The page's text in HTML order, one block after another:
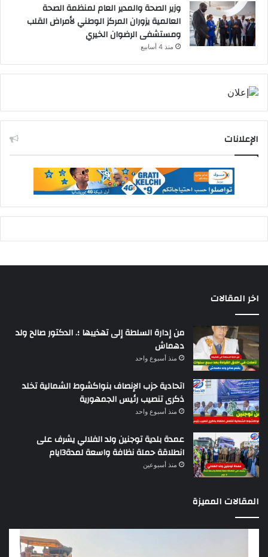
وزير الصحة والمدير العام لمنظمة الصحة
العالمية يزوران المركز الوطني لأمراض القلب
ومستشفى الرضوان الخيري
منذ 4 أسابيع
الإعلانات
اخر المقالات
من إدارة السلطة إلى تهذيبها ؛. الدكتور صالح ولد
دهماش
منذ أسبوع واحد
اتحادية حزب الإنصاف بنواكشوط الشمالية تخلد
ذكرى تنصيب رئيس الجمهورية
منذ أسبوع واحد
عمدة بلدية توجنين ولد الفلالي يشرف على
انطلاقة حملة نظافة واسعة لمدة3ايام
منذ أسبوعين
المقالات المميزة